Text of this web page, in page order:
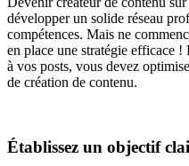
développer un solide réseau
compétences. Mais ne
en place une stratégie efficace
à vos posts, vous devez
de création de contenu.
Établissez un objectif